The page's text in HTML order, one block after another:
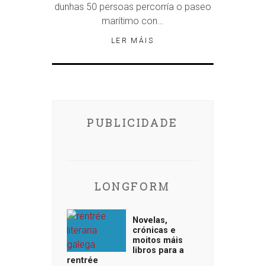
dunhas 50 persoas percorría o paseo
marítimo con…
LER MÁIS
PUBLICIDADE
LONGFORM
Novelas,
crónicas e
moitos máis
libros para a
rentrée